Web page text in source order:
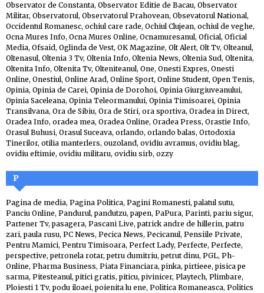
Observator de Constanta, Observator Editie de Bacau, Observator
Militar, Observatorul, Observatorul Prahovean, Obsevatorul National,
Occidentul Romanesc, ochiul care rade, Ochiul Clujean, ochiul de veghe,
Ocna Mures Info, Ocna Mures Online, Ocnamuresanul, Oficial, Oficial
Media, Ofsaid, Oglinda de Vest, OK Magazine, Olt Alert, Olt Tv, Olteanul,
Oltenasul, Oltenia 3 Tv, Oltenia Info, Oltenia News, Oltenia Sud, Oltenita,
Oltenita Info, Oltenita Tv, Olteniteanul, One, Onesti Expres, Onesti
Online, Onestiul, Online Arad, Online Sport, Online Student, Open Tenis,
Opinia, Opinia de Carei, Opinia de Dorohoi, Opinia Giurgiuveanului,
Opinia Saceleana, Opinia Teleormanului, Opinia Timisoarei, Opinia
Transilvana, Ora de Sibiu, Ora de Stiri, ora sportiva, Oradea in Direct,
Oradea Info, oradea mea, Oradea Online, Oradea Press, Orastie Info,
Orasul Buhusi, Orasul Suceava, orlando, orlando balas, Ortodoxia
Tinerilor, otilia manterlers, ouzoland, ovidiu avramus, ovidiu blag,
ovidiu eftimie, ovidiu militaru, ovidiu sirb, ozzy
P
Pagina de media, Pagina Politica, Pagini Romanesti,palatul sutu,
Panciu Online, Pandurul,pandutzu,papen, PaPura, Parinti,pariu sigur,
Partener Tv,pasagera, Pascani Live,patrick andre de hillerin,patru
zari,paula rusu, PC News, Pecica News, Pecicanul, Pensiile Private,
Pentru Mamici, Pentru Timisoara, Perfect Lady, Perfecte, Perfecte,
perspective,petronela rotar,petru dumitriu,petrut dinu, PGL, Ph-
Online, Pharma Business, Piata Financiara,pinka,pirtieee,pisica pe
sarma, Pitesteanul,pitici gratis,piticu,pivinicer, Playtech, Plimbare,
Ploiesti 1 Tv,podu iloaei,poienita lu ene, Politica Romaneasca, Politics